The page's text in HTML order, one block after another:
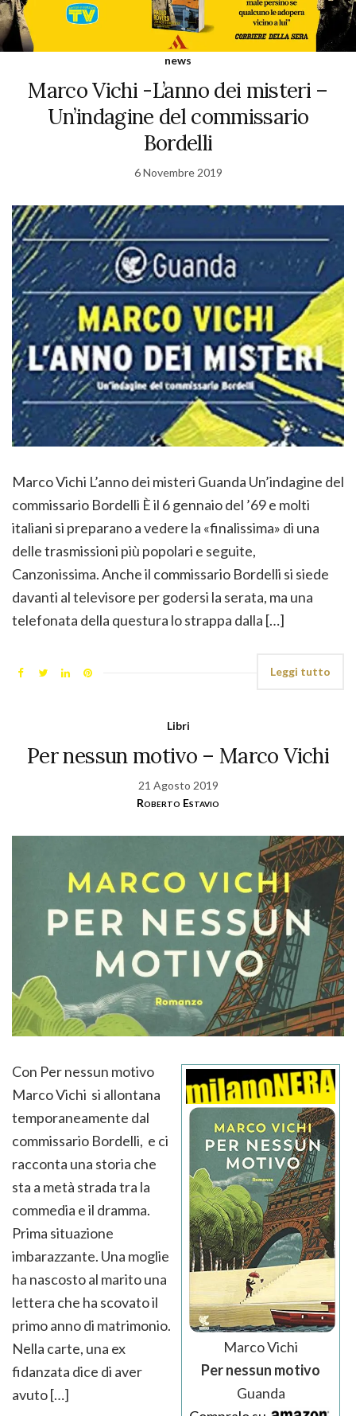
news
Marco Vichi -L’anno dei misteri –
Un’indagine del commissario
Bordelli
6 Novembre 2019
Marco Vichi L’anno dei misteri Guanda Un’indagine del
commissario Bordelli È il 6 gennaio del ’69 e molti
italiani si preparano a vedere la «finalissima» di una
delle trasmissioni più popolari e seguite,
Canzonissima. Anche il commissario Bordelli si siede
davanti al televisore per godersi la serata, ma una
telefonata della questura lo strappa dalla […]
Leggi tutto
Libri
Per nessun motivo – Marco Vichi
21 Agosto 2019
Roberto Estavio
Marco Vichi
Per nessun motivo
Guanda
Con Per nessun motivo
Marco Vichi si allontana
temporaneamente dal
commissario Bordelli, e ci
racconta una storia che
sta a metà strada tra la
commedia e il dramma.
Prima situazione
imbarazzante. Una moglie
ha nascosto al marito una
lettera che ha scovato il
primo anno di matrimonio.
Nella carte, una ex
fidanzata dice di aver
avuto […]